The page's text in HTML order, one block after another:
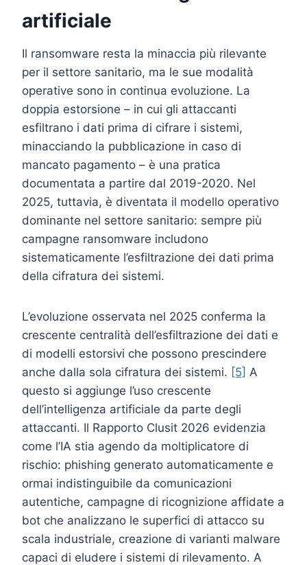
artificiale
Il ransomware resta la minaccia più rilevante
per il settore sanitario, ma le sue modalità
operative sono in continua evoluzione. La
doppia estorsione – in cui gli attaccanti
esfiltrano i dati prima di cifrare i sistemi,
minacciando la pubblicazione in caso di
mancato pagamento – è una pratica
documentata a partire dal 2019-2020. Nel
2025, tuttavia, è diventata il modello operativo
dominante nel settore sanitario: sempre più
campagne ransomware includono
sistematicamente l’esfiltrazione dei dati prima
della cifratura dei sistemi.
L’evoluzione osservata nel 2025 conferma la
crescente centralità dell’esfiltrazione dei dati e
di modelli estorsivi che possono prescindere
anche dalla sola cifratura dei sistemi. [5] A
questo si aggiunge l’uso crescente
dell’intelligenza artificiale da parte degli
attaccanti. Il Rapporto Clusit 2026 evidenzia
come l’IA stia agendo da moltiplicatore di
rischio: phishing generato automaticamente e
ormai indistinguibile da comunicazioni
autentiche, campagne di ricognizione affidate a
bot che analizzano le superfici di attacco su
scala industriale, creazione di varianti malware
capaci di eludere i sistemi di rilevamento. A